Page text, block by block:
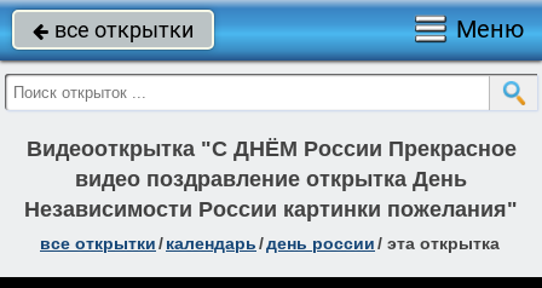
 все открытки Меню
Видеооткрытка "С ДНЁМ России Прекрасное
видео поздравление открытка День
Независимости России картинки пожелания"
все открытки/календарь/день россии/ эта открытка